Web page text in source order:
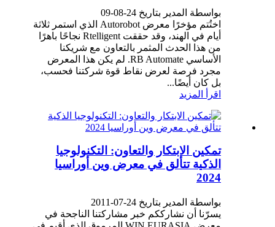
بواسطة المدير بتاريخ 24-08-09
اختُتم مؤخرًا معرض Autorobot الذي استمر ثلاثة
أيام في الهند، وقد حققت Rtelligent نجاحًا باهرًا
من هذا الحدث المثمر بالتعاون مع شريكنا
الأساسي RB Automate. لم يكن هذا المعرض
مجرد فرصة لعرض نقاط قوة شركتنا فحسب،
بل كان أيضًا...
اقرأ المزيد
تمكين الابتكار والتعاون: التكنولوجيا
الذكية تتألق في معرض وين أوراسيا
2024
بواسطة المدير بتاريخ 24-07-2011
يسرّنا أن نشارككم خبر مشاركتنا الناجحة في